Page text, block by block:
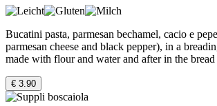
Bucatini pasta, parmesan bechamel, cacio e
parmesan cheese and black pepper), in a
made with flour and water and after in the bread
€ 3.90